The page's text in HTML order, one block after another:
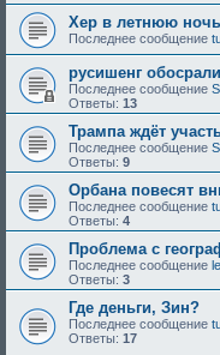
Хер в летнюю
Последнее сообщение
русишенг обосрали
Последнее сообщение
Ответы: 13
Трампа ждёт
Последнее сообщение
Ответы: 9
Орбана повесят
Последнее сообщение
Ответы: 4
Проблема с
Последнее сообщение
Ответы: 3
Где деньги, Зин?
Последнее сообщение
Ответы: 17